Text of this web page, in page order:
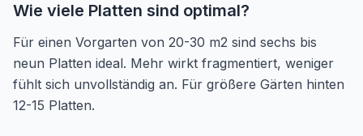
Wie viele Platten sind optimal?
Für einen Vorgarten von 20-30 m2 sind sechs bis
neun Platten ideal. Mehr wirkt fragmentiert, weniger
fühlt sich unvollständig an. Für größere Gärten hinten
12-15 Platten.